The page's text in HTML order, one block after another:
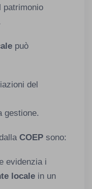
patrimonio
può
del
gestione.
COEP sono:
evidenzia i
locale in un